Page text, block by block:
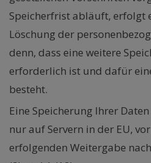
Speicherfrist abläuft, erfolgt
Löschung der
denn, dass eine weitere
erforderlich ist und dafür
besteht.
Eine Speicherung Ihrer
nur auf Servern in der EU,
erfolgenden Weitergabe